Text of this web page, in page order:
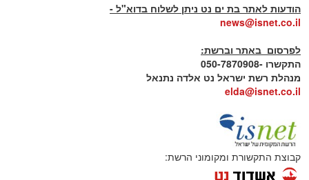
הודעות לאתר בת ים נט ניתן לשלוח בדוא"ל -
news@isnet.co.il
לפרסום באתר וברשת:
התקשרו -050-7870908
מנהלת רשת ישראל נט אלדה נתנאל
elda@isnet.co.il
קבוצת התקשורת ומקומוני הרשת: